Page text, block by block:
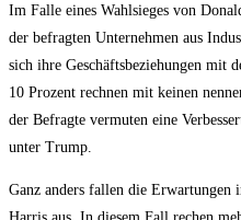
Im Fal­le eines Wahl­sie­ges von
der befrag­ten Unter­neh­men aus
sich ihre Geschäfts­be­zie­hun­gen mit
10 Pro­zent rech­nen mit kei­nen
der Befrag­te ver­mu­ten eine
unter Trump.
Ganz anders fal­len die Erwar­tun­gen